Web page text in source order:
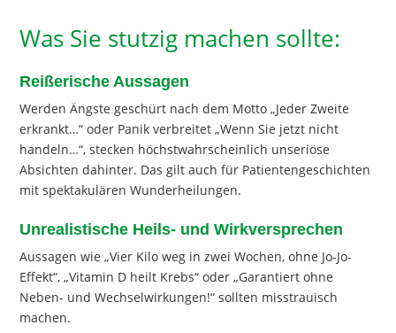
Was Sie stutzig machen sollte:
Reißerische Aussagen
Werden Ängste geschürt nach dem Motto „Jeder Zweite
erkrankt…“ oder Panik verbreitet „Wenn Sie jetzt nicht
handeln…“, stecken höchstwahrscheinlich unseriöse
Absichten dahinter. Das gilt auch für Patientengeschichten
mit spektakulären Wunderheilungen.
Unrealistische Heils- und Wirkversprechen
Aussagen wie „Vier Kilo weg in zwei Wochen, ohne Jo-Jo-
Effekt“, „Vitamin D heilt Krebs“ oder „Garantiert ohne
Neben- und Wechselwirkungen!“ sollten misstrauisch
machen.